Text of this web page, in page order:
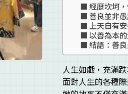
經歷坎坷
善良並非
上天自有
以善為本
結語：善
人生如戲，充滿
面對人生的各種